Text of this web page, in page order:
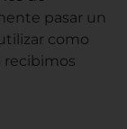
pasar un
como
recibimos